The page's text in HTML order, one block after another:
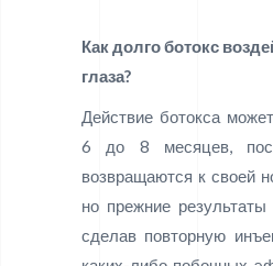
Как долго ботокс
глаза?
Действие ботокса
6 до 8 месяцев,
возвращаются к своей
но прежние
сделав повторную